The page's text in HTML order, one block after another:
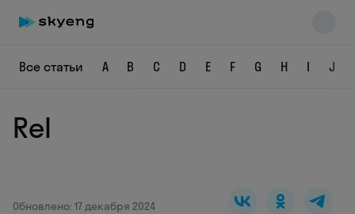
Все статьи A B C D E F G H I J
Rel
Обновлено: 17 декабря 2024